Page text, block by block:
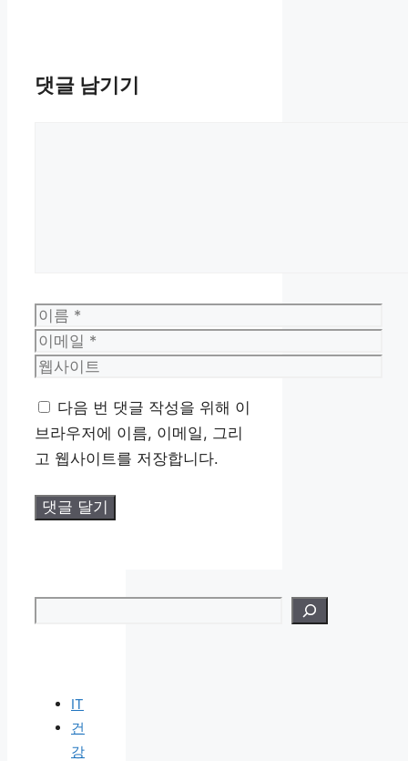
댓글 남기기
이
름
이
메
웹
이
트
다음 번 댓글 작성을 위해 이
브라우저에 이름, 이메일, 그리
고 웹사이트를 저장합니다.
IT
건
강